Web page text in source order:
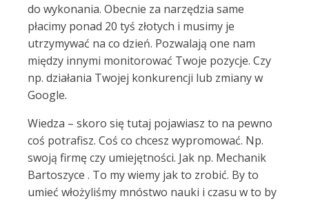
do wykonania. Obecnie za narzędzia same
płacimy ponad 20 tyś złotych i musimy je
utrzymywać na co dzień. Pozwalają one nam
między innymi monitorować Twoje pozycje. Czy
np. działania Twojej konkurencji lub zmiany w
Google.
Wiedza – skoro się tutaj pojawiasz to na pewno
coś potrafisz. Coś co chcesz wypromować. Np.
swoją firmę czy umiejętności. Jak np. Mechanik
Bartoszyce . To my wiemy jak to zrobić. By to
umieć włożyliśmy mnóstwo nauki i czasu w to by